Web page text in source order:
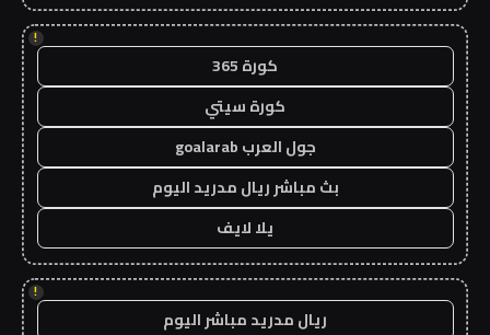
!
كورة 365
كورة سيتي
جول العرب goalarab
بث مباشر ريال مدريد اليوم
يلا لايف
!
ريال مدريد مباشر اليوم